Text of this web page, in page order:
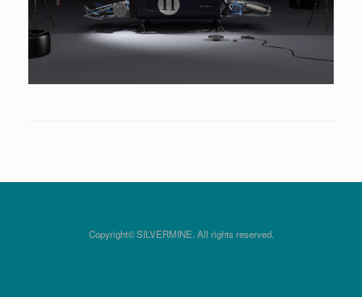
Copyright© SILVERMINE. All rights reserved.